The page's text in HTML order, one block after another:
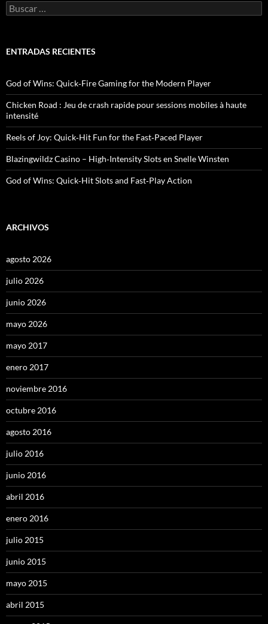
B
u
a
ENTRADAS RECIENTES
God of Wins: Quick‑Fire Gaming for the Modern Player
Chicken Road : Jeu de crash rapide pour sessions mobiles à haute
intensité
Reels of Joy: Quick‑Hit Fun for the Fast‑Paced Player
Blazingwildz Casino – High‑Intensity Slots en Snelle Winsten
God of Wins: Quick‑Hit Slots and Fast‑Play Action
ARCHIVOS
agosto 2026
julio 2026
junio 2026
mayo 2026
mayo 2017
enero 2017
noviembre 2016
octubre 2016
agosto 2016
julio 2016
junio 2016
abril 2016
enero 2016
julio 2015
junio 2015
mayo 2015
abril 2015